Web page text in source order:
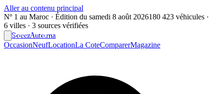
Aller au contenu principal
Nº 1 au Maroc · Édition du samedi 8 août 2026180 423 véhicules ·
6 villes · 3 sources vérifiées
SoeezAuto.ma
OccasionNeufLocationLa CoteComparerMagazine